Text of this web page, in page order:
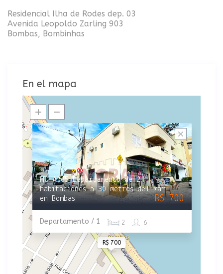
Residencial Ilha de Rodes dep. 03
Avenida Leopoldo Zarling 903
Bombas, Bombinhas
En el mapa
R$ 700
MO-A165 Departamento de 2
habitaciones a 30 metros del mar
en Bombas
Departamento / 1 6
2
R$ 700